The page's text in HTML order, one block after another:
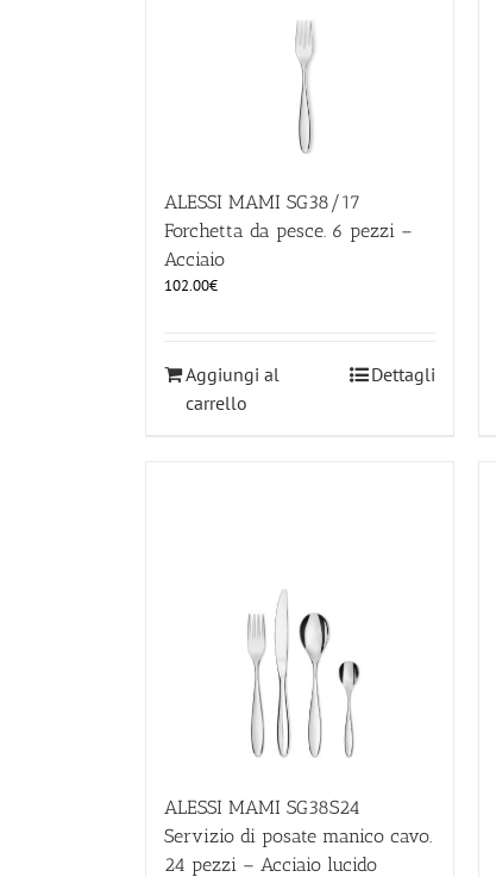
ALESSI MAMI SG38/17
Forchetta da pesce. 6 pezzi –
Acciaio
102.00€
Aggiungi al
carrello
Dettagli
ALESSI MAMI SG38S24
Servizio di posate manico cavo.
24 pezzi – Acciaio lucido